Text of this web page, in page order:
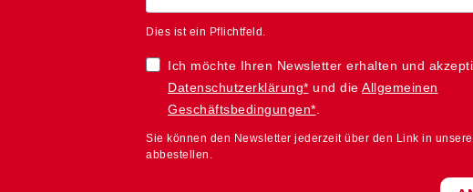
Dies ist ein Pflichtfeld.
Ich möchte Ihren Newsletter erhalten und
Datenschutzerklärung* und die Allgemeinen
Geschäftsbedingungen*
Sie können den Newsletter jederzeit über den Link in
abbestellen.